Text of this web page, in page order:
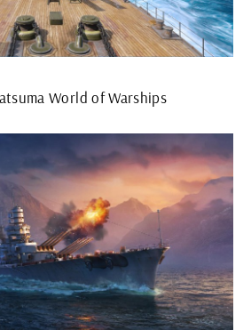
World of Warships